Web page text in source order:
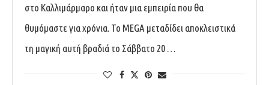
στο Καλλιμάρμαρο και ήταν μια εμπειρία που θα
θυμόμαστε για χρόνια. Το MEGA μεταδίδει αποκλειστικά
τη μαγική αυτή βραδιά το Σάββατο 20 …